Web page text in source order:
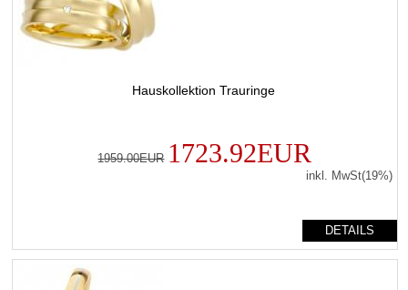
Hauskollektion Trauringe
1959.00EUR 1723.92EUR
inkl. MwSt(19%)
DETAILS